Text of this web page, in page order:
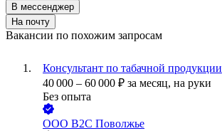
В мессенджер
На почту
Вакансии по похожим запросам
Консультант по табачной продукции
40 000 – 60 000 ₽ за месяц, на руки
Без опыта
ООО В2С Поволжье